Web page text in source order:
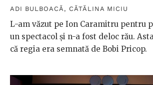
ADI BULBOACĂ , CĂTĂLINA MICIU
L-am văzut pe Ion Caramitru pentru
un spectacol și n-a fost deloc rău.
că regia era semnată de Bobi Pricop.